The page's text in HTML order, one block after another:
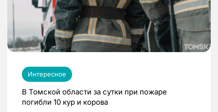
Интересное
В Томской области за сутки при пожаре
погибли 10 кур и корова